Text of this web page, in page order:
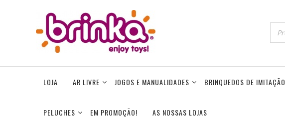
LOJA AR LIVRE JOGOS E MANUALIDADES BRINQUEDOS DE IMITAÇÃO
PELUCHES EM PROMOÇÃO! AS NOSSAS LOJAS